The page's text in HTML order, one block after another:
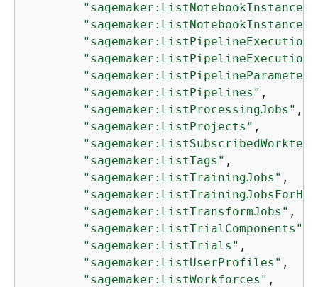
"sagemaker:ListNotebookInstances"
"sagemaker:ListPipelines" ,
"sagemaker:ListProcessingJobs" ,
"sagemaker:ListProjects" ,
"sagemaker:ListTags" ,
"sagemaker:ListTrainingJobs" ,
"sagemaker:ListTransformJobs" ,
"sagemaker:ListTrialComponents"
"sagemaker:ListTrials" ,
"sagemaker:ListUserProfiles" ,
"sagemaker:ListWorkforces" ,